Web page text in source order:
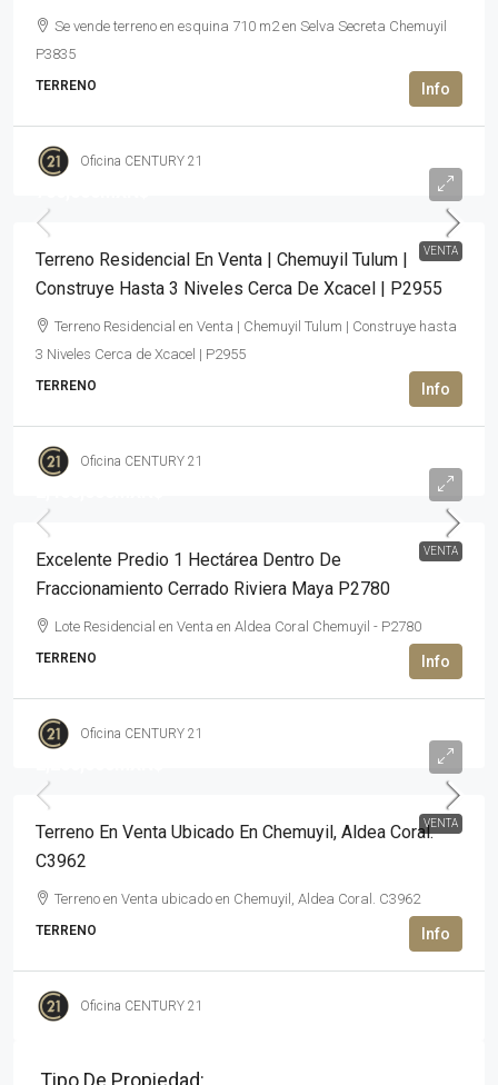
Se vende terreno en esquina 710 m2 en Selva Secreta Chemuyil
P3835
TERRENO
Oficina CENTURY 21
VENTA
Terreno Residencial En Venta | Chemuyil Tulum |
Construye Hasta 3 Niveles Cerca De Xcacel | P2955
Terreno Residencial en Venta | Chemuyil Tulum | Construye hasta
3 Niveles Cerca de Xcacel | P2955
TERRENO
Oficina CENTURY 21
VENTA
Excelente Predio 1 Hectárea Dentro De
Fraccionamiento Cerrado Riviera Maya P2780
Lote Residencial en Venta en Aldea Coral Chemuyil - P2780
TERRENO
Oficina CENTURY 21
VENTA
Terreno En Venta Ubicado En Chemuyil, Aldea Coral.
C3962
Terreno en Venta ubicado en Chemuyil, Aldea Coral. C3962
TERRENO
Oficina CENTURY 21
Tipo De Propiedad: